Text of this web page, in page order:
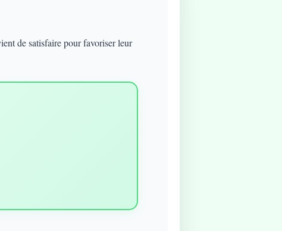
de satisfaire pour favoriser leur